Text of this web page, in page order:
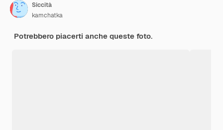
Siccità
kamchatka
Potrebbero piacerti anche queste foto.